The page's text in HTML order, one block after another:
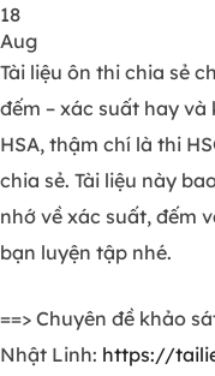
18
Aug
Tài liệu ôn thi chia sẻ
đếm – xác suất hay và
HSA, thậm chí là thi
chia sẻ. Tài liệu này
nhớ về xác suất, đếm
bạn luyện tập nhé.
==> Chuyên đề khảo
Nhật Linh: https://